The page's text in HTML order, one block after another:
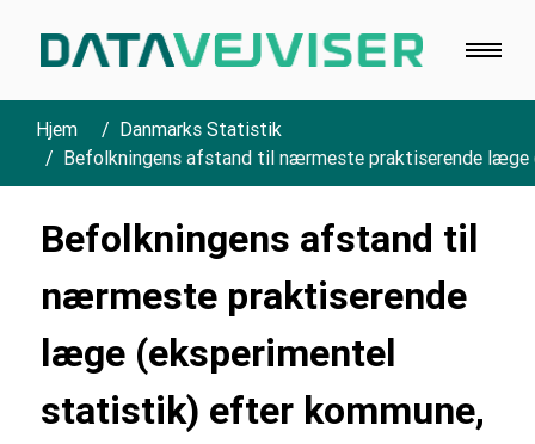
Hjem
Danmarks Statistik
Befolkningens afstand til nærmeste praktiserende
Befolkningens afstand til
nærmeste praktiserende
læge (eksperimentel
statistik) efter kommune,